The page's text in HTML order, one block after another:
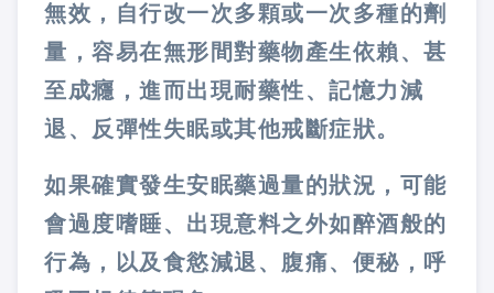
無效，自行改一次多顆或一次多種的劑
量，容易在無形間對藥物產生依賴、甚
至成癮，進而出現耐藥性、記憶力減
退、反彈性失眠或其他戒斷症狀。
如果確實發生安眠藥過量的狀況，可能
會過度嗜睡、出現意料之外如醉酒般的
行為，以及食慾減退、腹痛、便秘，呼